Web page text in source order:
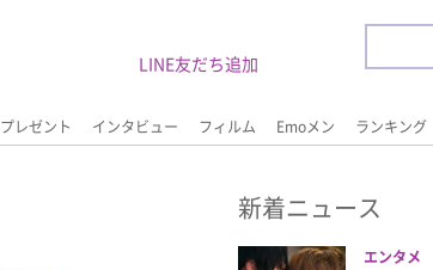
プレゼント インタビュー フィルム Emoメン ランキング
LINE友だち追加
新着ニュース
エンタメ